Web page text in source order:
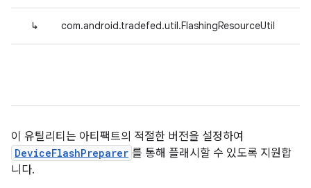
↳ com.android.tradefed.util.FlashingResourceUtil
이 유틸리티는 아티팩트의 적절한 버전을 설정하여
DeviceFlashPreparer 를 통해 플래시할 수 있도록 지원합
니다.